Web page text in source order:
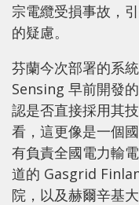
宗電纜受損事故，
的疑慮。
芬蘭今次部署的系
Sensing 早前開發
認是否直接採用其
看，這更像是一個
有負責全國電力輸
道的 Gasgrid
院，以及赫爾辛基